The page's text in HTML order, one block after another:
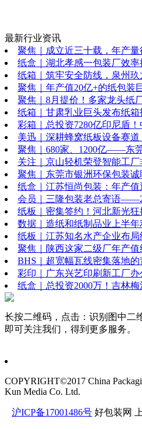
最新行业资讯
聚焦｜成立近三十载，年产
纸盒｜湖北孝感一包装厂效率
纸箱｜筑牢安全防线，泉州
聚焦｜年产值20亿+的纸包装
聚焦｜8月提价！多家龙头纸
纸箱｜甘肃乳业巨头发布纸
彩箱｜总投资7280亿印尼盾
美迅｜深耕蜂窝纸板设备赛
聚焦｜680家、1200亿——东
关注｜京山轻机荣登智能工
聚焦｜东莞市银洲环保包装
纸盒｜江苏恒尚包装：年产
会员｜三隆包装老总寄语
纸板｜密集签约！河北新光
数据｜造纸和纸制品业上半年
纸板｜江苏知名水产企业布局
聚焦｜陕西这家二级厂年产
BHS｜超宽幅瓦线密集落地
彩印｜广东兴艺印刷新工厂
纸盒｜总投资2000万！吉林
长按二维码，点击：识别图中二
即可关注我们，得到更多服务。
COPYRIGHT©2017 China
Kun Media Co. Ltd.
沪ICP备17001486号 好包装网